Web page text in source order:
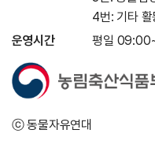
4번: 기타
운영시간
평일
ⓒ 동물자유연대